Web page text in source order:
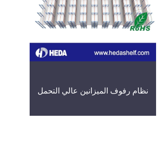
نظام رفوف الميزانين عالي التحمل